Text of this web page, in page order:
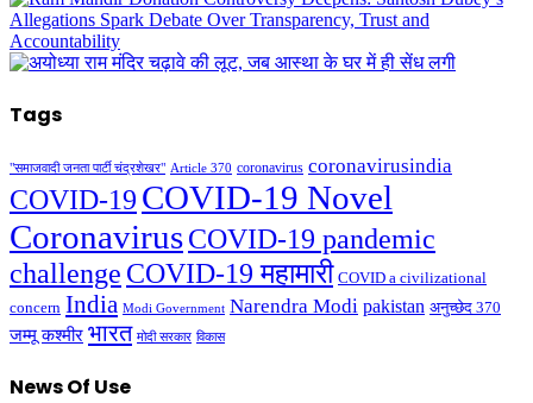
Tags
"समाजवादी जनता पार्टी चंद्रशेखर" Article 370 coronavirus coronavirusindia
COVID-19 COVID-19 Novel
CoronavirusCOVID-19 pandemic
challenge COVID-19 महामारी COVID a civilizational
concern India Modi Government Narendra Modi pakistan अनुच्छेद 370
जम्मू कश्मीर भारत मोदी सरकार विकास
News Of Use